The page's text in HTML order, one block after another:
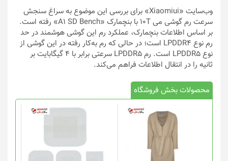
وب‌سایت «Xiaomiui» برای بررسی این موضوع به سراغ سنجش
سرعت رم گوشی می 10T با بنچمارک «A1 SD Bench» رفته است.
بر اساس اطلاعات بنچمارک، عملکرد رم این گوشی هوشمند در حد
رم نوع LPDDR4 است؛ در حالی که رم به‌کار رفته در این گوشی از
نوع LPDDR5 است. رم LPDDR5 سرعتی برابر با 4 گیگابایت بر
ثانیه را در انتقال اطلاعات فراهم می‌کند.
محصولات بخش فروشگاه